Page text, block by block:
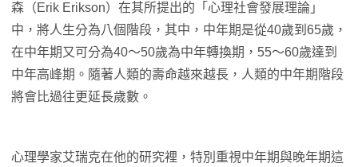
森（Erik Erikson）在其所提出的「心理社會發展理論」
中，將人生分為八個階段，其中，中年期是從40歲到65歲，
在中年期又可分為40～50歲為中年轉換期，55～60歲達到
中年高峰期。隨著人類的壽命越來越長，人類的中年期階段
將會比過往更延長歲數。
心理學家艾瑞克在他的研究裡，特別重視中年期與晚年期這